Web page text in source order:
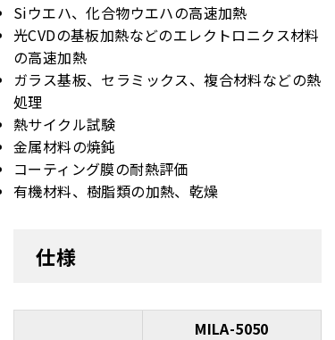
Siウエハ、化合物ウエハの高速加熱
光CVDの基板加熱などのエレクトロニクス材料
の高速加熱
ガラス基板、セラミックス、複合材料などの熱
処理
熱サイクル試験
金属材料の焼鈍
コーティング膜の耐熱評価
有機材料、樹脂類の加熱、乾燥
仕様
MILA-5050